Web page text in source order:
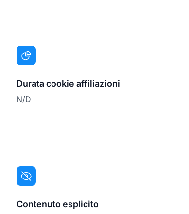
Durata cookie affiliazioni
N/D
Contenuto esplicito